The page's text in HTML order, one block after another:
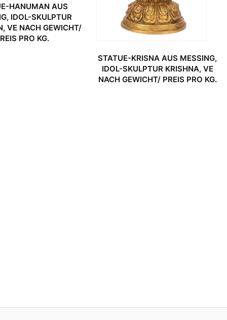
HANUMAN AUS
IDOL-SKULPTUR
VE NACH GEWICHT/
PRO KG.
STATUE-KRISNA AUS MESSING,
IDOL-SKULPTUR KRISHNA, VE
NACH GEWICHT/ PREIS PRO KG.